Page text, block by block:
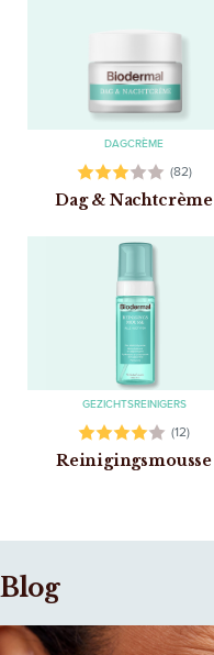
DAGCRÈME
(82)
Dag & Nachtcrème
GEZICHTSREINIGERS
(12)
Reinigingsmousse
Blog